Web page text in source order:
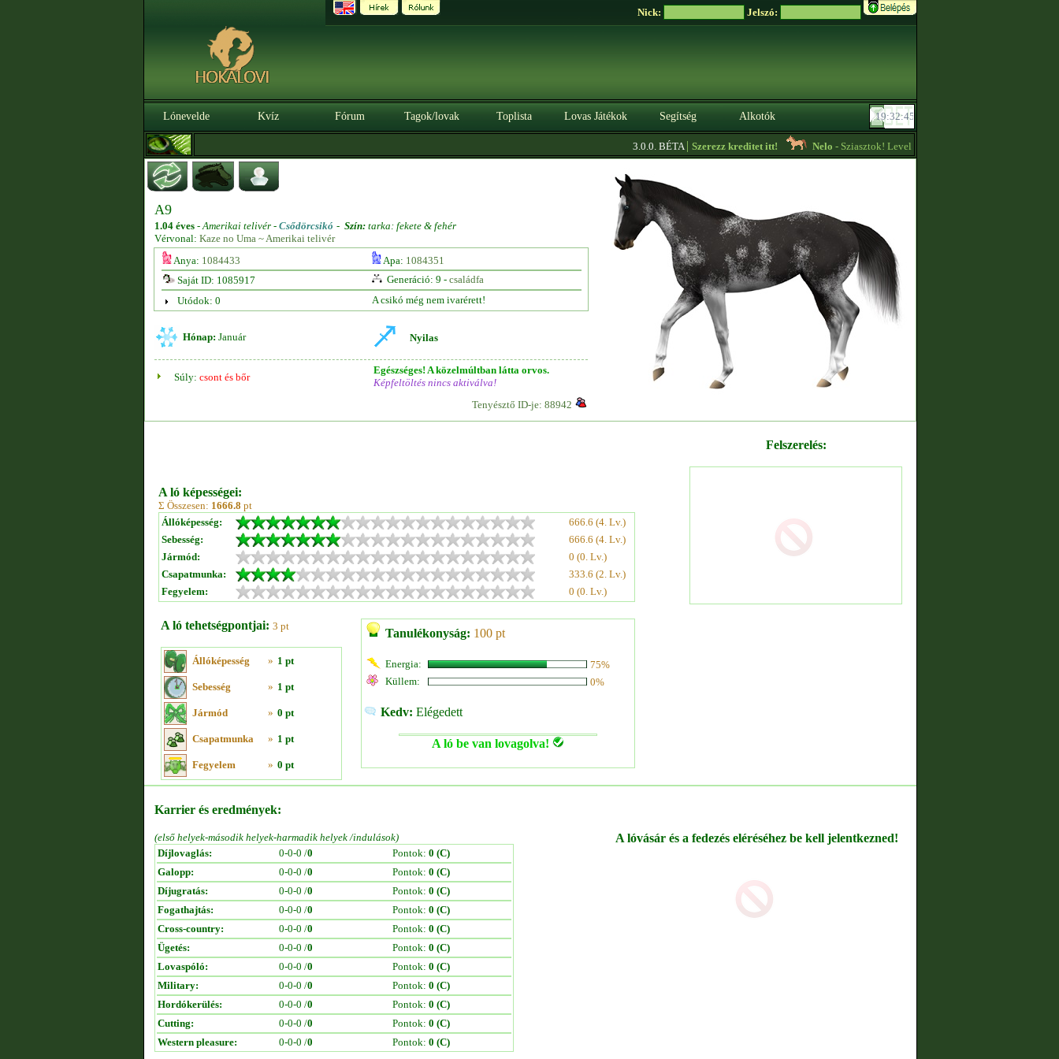
Nick: Jelszó:
Lónevelde Kvíz Fórum Tagok/lovak Toplista Lovas Játékok Segítség Alkotók
3.0.0. BÉTA|Szerezz kreditet itt! Nelo- Sziasztok! Level 4-es szintű felszereléseket
A9
1.04 éves -Amerikai telivér - Csődörcsikó - Szín: tarka: fekete & fehér
Vérvonal: Kaze no Uma ~ Amerikai telivér
Anya: 1084433 Apa: 1084351
Saját ID: 1085917
Generáció: 9 - családfa
Utódok: 0
A csikó még nem ivarérett!
Hónap: Január Nyilas
Súly: csont és bőr
Egészséges! A közelmúltban látta orvos.
Képfeltöltés nincs aktiválva!
Tenyésztő ID-je: 88942
A ló képességei:
Σ Összesen: 1666.8 pt
Állóképesség:
666.6 (4. Lv.)
Sebesség:
666.6 (4. Lv.)
Jármód:
0 (0. Lv.)
Csapatmunka:
333.6 (2. Lv.)
Fegyelem:
0 (0. Lv.)
A ló tehetségpontjai: 3 pt
Állóképesség » 1 pt
Sebesség » 1 pt
Jármód » 0 pt
Csapatmunka » 1 pt
Fegyelem » 0 pt
Tanulékonyság: 100 pt
Energia:
75%
Küllem:
0%
Kedv: Elégedett
A ló be van lovagolva!
Felszerelés:
Karrier és eredmények:
(első helyek-második helyek-harmadik helyek /indulások)
Díjlovaglás:
0-0-0 /0 Pontok: 0 (C)
Galopp:
0-0-0 /0 Pontok: 0 (C)
Díjugratás:
0-0-0 /0 Pontok: 0 (C)
Fogathajtás:
0-0-0 /0 Pontok: 0 (C)
Cross-country:
0-0-0 /0 Pontok: 0 (C)
Ügetés:
0-0-0 /0 Pontok: 0 (C)
Lovaspóló:
0-0-0 /0 Pontok: 0 (C)
Military:
0-0-0 /0 Pontok: 0 (C)
Hordókerülés:
0-0-0 /0 Pontok: 0 (C)
Cutting:
0-0-0 /0 Pontok: 0 (C)
Western pleasure:
0-0-0 /0 Pontok: 0 (C)
A lóvásár és a fedezés eléréséhez be kell jelentkezned!